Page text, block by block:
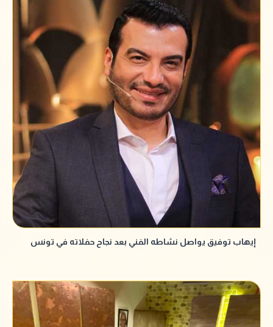
إيهاب توفيق يواصل نشاطه الفني بعد نجاح حفلاته في تونس